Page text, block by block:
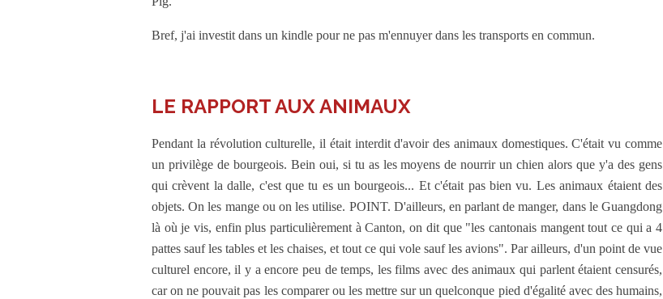
Bref, j'ai investit dans un kindle pour ne pas m'ennuyer dans les transports en commun.
LE RAPPORT AUX ANIMAUX
Pendant la révolution culturelle, il était interdit d'avoir des animaux domestiques. C'était vu comme
un privilège de bourgeois. Bein oui, si tu as les moyens de nourrir un chien alors que y'a des gens
qui crèvent la dalle, c'est que tu es un bourgeois... Et c'était pas bien vu. Les animaux étaient des
objets. On les mange ou on les utilise. POINT. D'ailleurs, en parlant de manger, dans le Guangdong
là où je vis, enfin plus particulièrement à Canton, on dit que "les cantonais mangent tout ce qui a 4
pattes sauf les tables et les chaises, et tout ce qui vole sauf les avions". Par ailleurs, d'un point de vue
culturel encore, il y a encore peu de temps, les films avec des animaux qui parlent étaient censurés,
car on ne pouvait pas les comparer ou les mettre sur un quelconque pied d'égalité avec des humains,